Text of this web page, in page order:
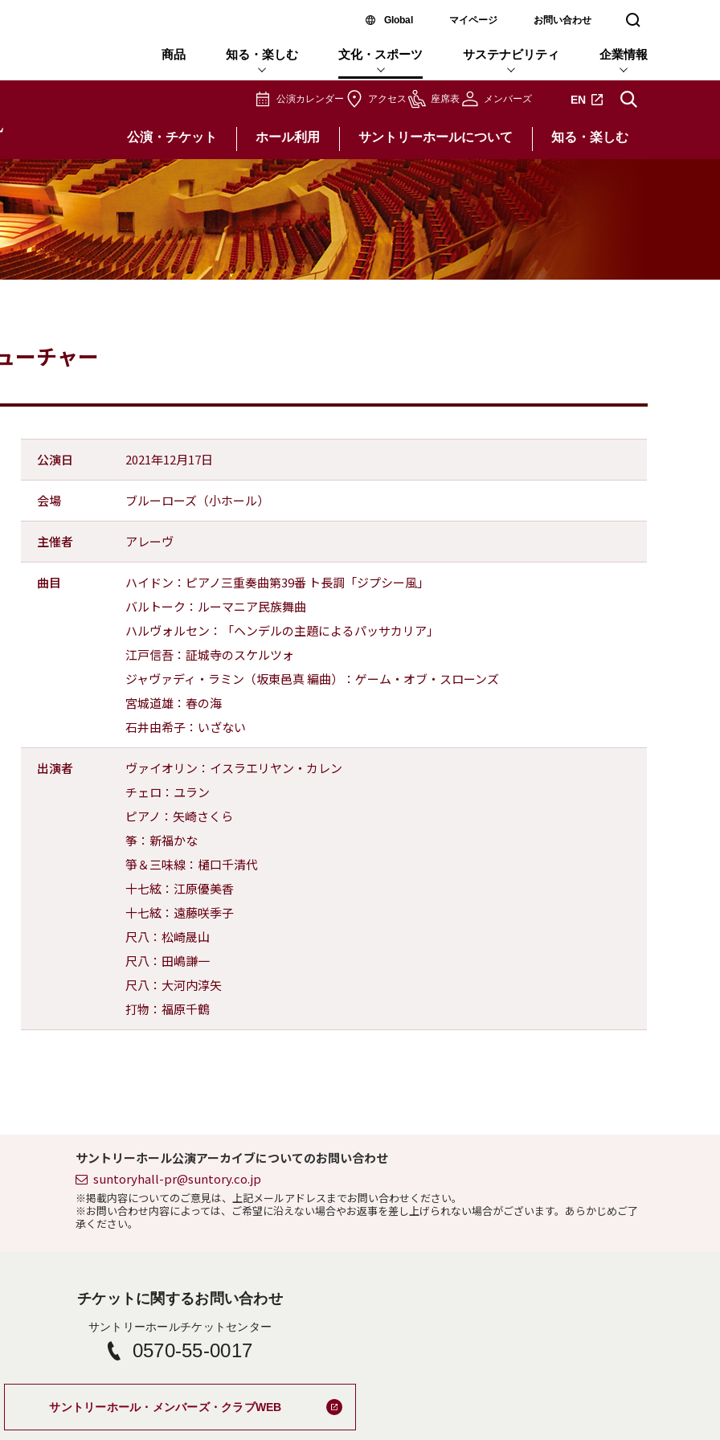
Global新しいウィンドウで開く
マイページ お問い合わせ 検索窓を開く
商品 知る・楽しむ 文化・スポーツ サステナビリティ 企業情報
公演カレンダー アクセス 座席表 メンバーズ EN新しいタブで開きます
公演・チケット ホール利用 サントリーホールについて 知る・楽しむ
ーチャー
公演日 2021年12月17日
会場 ブルーローズ（小ホール）
主催者 アレーヴ
曲目
ハイドン：ピアノ三重奏曲第39番 ト長調「ジプシー風」
バルトーク：ルーマニア民族舞曲
ハルヴォルセン：「ヘンデルの主題によるパッサカリア」
江戸信吾：証城寺のスケルツォ
ジャヴァディ・ラミン（坂東邑真 編曲）：ゲーム・オブ・スローンズ
宮城道雄：春の海
石井由希子：いざない
出演者
ヴァイオリン：イスラエリヤン・カレン
チェロ：ユラン
ピアノ：矢崎さくら
筝：新福かな
箏＆三味線：樋口千清代
十七絃：江原優美香
十七絃：遠藤咲季子
尺八：松崎晟山
尺八：田嶋謙一
尺八：大河内淳矢
打物：福原千鶴
サントリーホール公演アーカイブについてのお問い合わせ
suntoryhall-pr@suntory.co.jp
※掲載内容についてのご意見は、上記メールアドレスまでお問い合わせください。
※お問い合わせ内容によっては、ご希望に沿えない場合やお返事を差し上げられない場合がございます。あらかじめご了
承ください。
チケットに関するお問い合わせ
サントリーホールチケットセンター
0570-55-0017
サントリーホール・メンバーズ・クラブWEB